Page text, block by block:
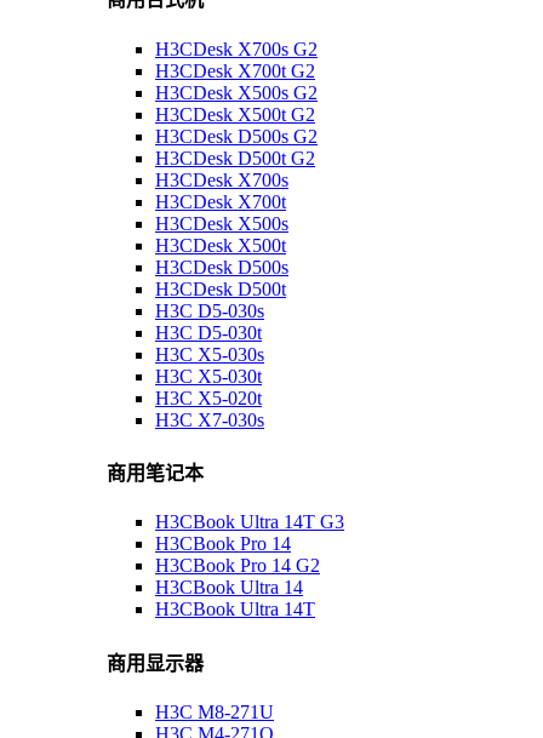
H3CDesk X700s G2
H3CDesk X700t G2
H3CDesk X500s G2
H3CDesk X500t G2
H3CDesk D500s G2
H3CDesk D500t G2
H3CDesk X700s
H3CDesk X700t
H3CDesk X500s
H3CDesk X500t
H3CDesk D500s
H3CDesk D500t
H3C D5-030s
H3C D5-030t
H3C X5-030s
H3C X5-030t
H3C X5-020t
H3C X7-030s
商用笔记本
H3CBook Ultra 14T G3
H3CBook Pro 14
H3CBook Pro 14 G2
H3CBook Ultra 14
H3CBook Ultra 14T
商用显示器
H3C M8-271U
H3C M4-271Q